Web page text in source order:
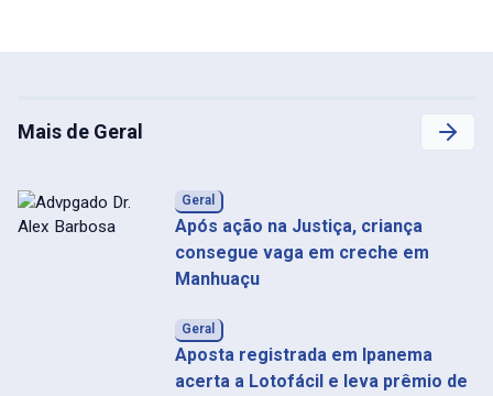
Mais de Geral
Geral
Após ação na Justiça, criança
consegue vaga em creche em
Manhuaçu
Geral
Aposta registrada em Ipanema
acerta a Lotofácil e leva prêmio de